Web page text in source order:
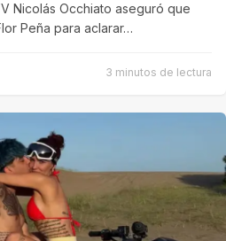
Nicolás Occhiato aseguró que
Peña para aclarar…
3 minutos de lectura